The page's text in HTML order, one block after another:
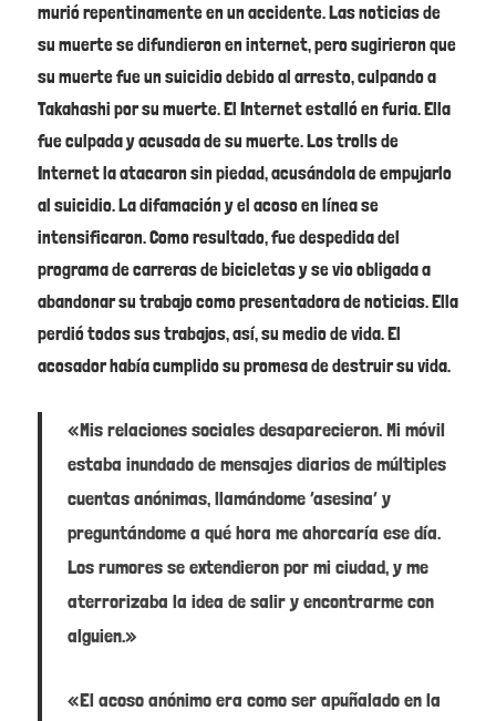
murió repentinamente en un accidente. Las noticias de
su muerte se difundieron en internet, pero sugirieron que
su muerte fue un suicidio debido al arresto, culpando a
Takahashi por su muerte. El Internet estalló en furia. Ella
fue culpada y acusada de su muerte. Los trolls de
Internet la atacaron sin piedad, acusándola de empujarlo
al suicidio. La difamación y el acoso en línea se
intensificaron. Como resultado, fue despedida del
programa de carreras de bicicletas y se vio obligada a
abandonar su trabajo como presentadora de noticias. Ella
perdió todos sus trabajos, así, su medio de vida. El
acosador había cumplido su promesa de destruir su vida.
«Mis relaciones sociales desaparecieron. Mi móvil
estaba inundado de mensajes diarios de múltiples
cuentas anónimas, llamándome ‘asesina’ y
preguntándome a qué hora me ahorcaría ese día.
Los rumores se extendieron por mi ciudad, y me
aterrorizaba la idea de salir y encontrarme con
alguien.»
«El acoso anónimo era como ser apuñalado en la